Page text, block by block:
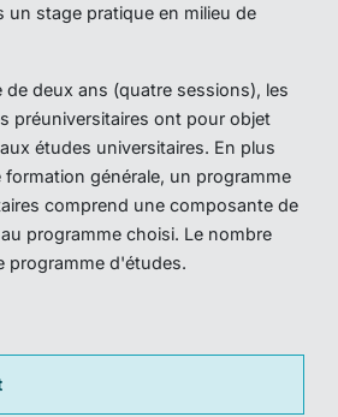
stage pratique en milieu de
de deux ans (quatre sessions), les
préuniversitaires ont pour objet
études universitaires. En plus
générale, un programme
comprend une composante de
programme choisi. Le nombre
programme d'études.